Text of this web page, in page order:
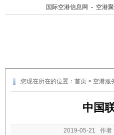
国际空港信息网 - 空港
您现在所在的位置： 首页 > 空港服
中国
2019-05-21 作者